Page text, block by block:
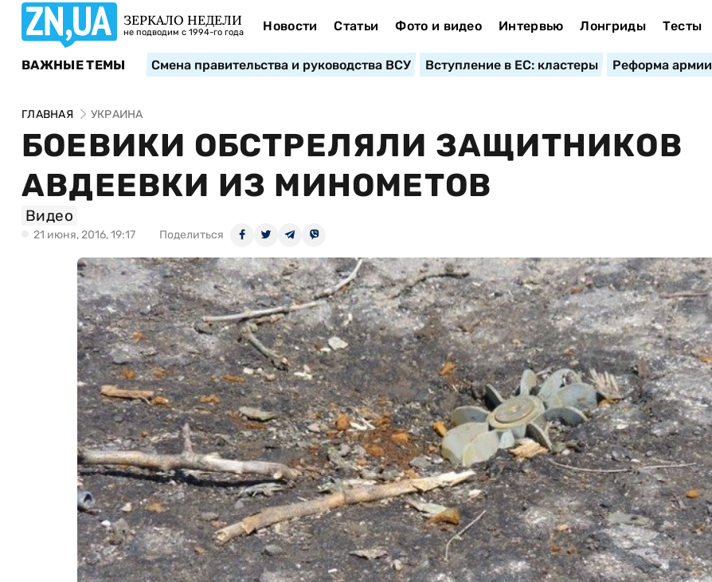
ЗЕРКАЛО НЕДЕЛИ
не подводим с 1994-го года Новости Статьи Фото и видео Интервью Лонгриды Тесты
ВАЖНЫЕ ТЕМЫ Смена правительства и руководства ВСУ Вступление в ЕС: кластеры Реформа армии
ГЛАВНАЯ УКРАИНА
БОЕВИКИ ОБСТРЕЛЯЛИ ЗАЩИТНИКОВ
АВДЕЕВКИ ИЗ МИНОМЕТОВ
Видео
21 июня, 2016, 19:17 Поделиться